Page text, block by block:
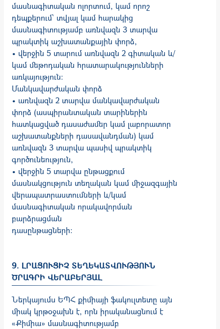
մասնագիտական ոլորտում, կամ որոշ
դեպքերում՝ տվյալ կամ հարակից
մասնագիտությամբ առնվազն 3 տարվա
պրակտիկ աշխատանքային փորձ,
• վերջին 5 տարում առնվազն 2 գիտական և/
կամ մեթոդական հրատարակությունների
առկայություն:
Մանկավարժական փորձ
• առնվազն 2 տարվա մանկավարժական
փորձ (ասպիրանտական տարիներին
հատկացված դասաժամեր կամ լաբորատոր
աշխատանքների դասավանդման) կամ
առնվազն 3 տարվա պասիվ պրակտիկ
գործունեություն,
• վերջին 5 տարվա ընթացքում
մասնակցություն տեղական կամ միջազգային
վերապատրաստումների և/կամ
մասնագիտական որակավորման
բարձրացման
դասընթացների:
9. ԼՐԱՑՈՒՑԻՉ ՏԵՂԵԿԱՏՎՈՒԹՅՈՒՆ
ԾՐԱԳՐԻ ՎԵՐԱԲԵՐՅԱԼ
Ներկայումս ԵՊՀ քիմիայի ֆակուլտետը այն
միակ կրթօջախն է, որն իրականացնում է
«Քիմիա» մասնագիտությամբ